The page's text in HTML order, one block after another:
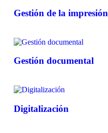
Gestión de la impresión
Gestión documental
Digitalización